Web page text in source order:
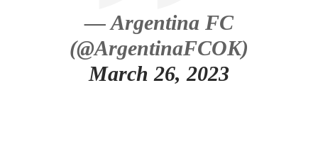
— Argentina FC
(@ArgentinaFCOK)
March 26, 2023